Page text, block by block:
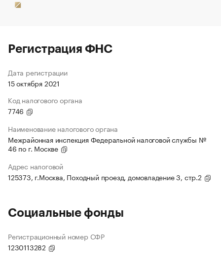
Регистрация ФНС
Дата регистрации
15 октября 2021
Код налогового органа
7746
Наименование налогового органа
Межрайонная инспекция Федеральной налоговой службы №
46 по г. Москве
Адрес налоговой
125373, г.Москва, Походный проезд, домовладение 3, стр.2
Социальные фонды
Регистрационный номер СФР
1230113282